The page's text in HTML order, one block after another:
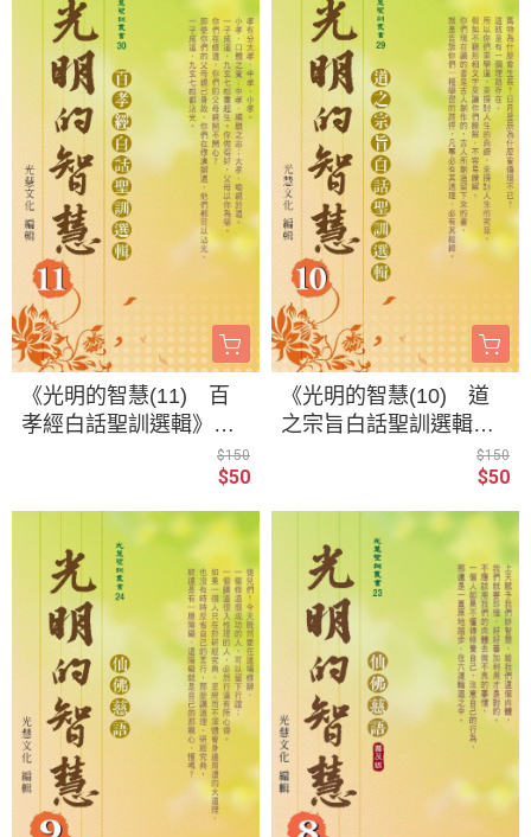
《光明的智慧(11) 百
孝經白話聖訓選輯》／
聖賢仙佛 齊著／光慧$150
$50
《光明的智慧(10) 道
之宗旨白話聖訓選輯》
／聖賢仙佛 齊著／光$150
$50